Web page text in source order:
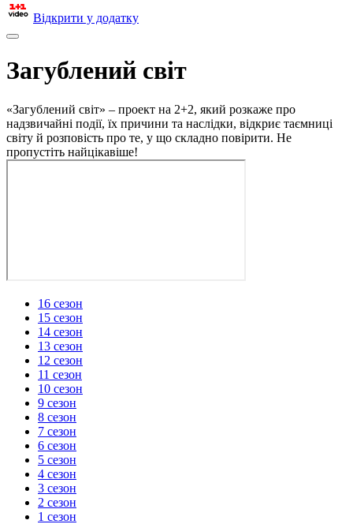
Відкрити у додатку
Загублений світ
«Загублений світ» – проект на 2+2, який розкаже про
надзвичайні події, їх причини та наслідки, відкриє таємниці
світу й розповість про те, у що складно повірити. Не
пропустіть найцікавіше!
16 сезон
15 сезон
14 сезон
13 сезон
12 сезон
11 сезон
10 сезон
9 сезон
8 сезон
7 сезон
6 сезон
5 сезон
4 сезон
3 сезон
2 сезон
1 сезон